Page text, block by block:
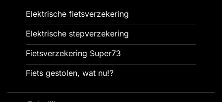
Elektrische fietsverzekering
Elektrische stepverzekering
Fietsverzekering Super73
Fiets gestolen, wat nu!?